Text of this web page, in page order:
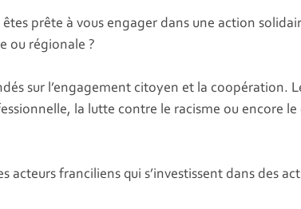
prête à vous engager dans une action
ou régionale ?
sur l’engagement citoyen et la coopération.
la lutte contre le racisme ou encore
acteurs franciliens qui s’investissent dans des